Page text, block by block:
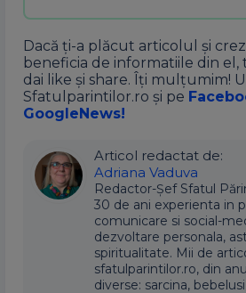
Dacă ți-a plăcut articolul și
beneficia de informatiile din el,
dai like și share. Îți mulțumim!
Sfatulparintilor.ro și pe
GoogleNews!
Articol redactat de:
Adriana Vaduva
Redactor-Șef Sfatul
30 de ani experienta in
comunicare si social-
dezvoltare personala,
spiritualitate. Mii de
sfatulparintilor.ro, din
diverse: sarcina,